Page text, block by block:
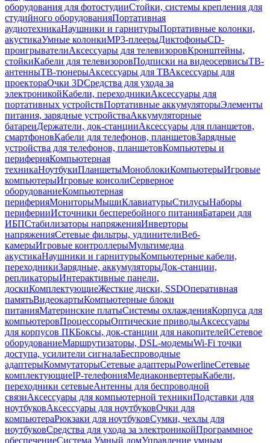
оборудования для фотостудииСтойки, системы крепления для
студийного оборудованияПортативная
аудиотехникаНаушники и гарнитурыПортативные колонки,
акустикаУмные колонкиMP3-плеерыДиктофоныCD-
проигрывателиАксессуары для телевизоровКронштейны,
стойкиКабели для телевизоровПодписки на видеосервисыТВ-
антенныТВ-тюнерыАксессуары для ТВАксессуары для
проектораОчки 3DСредства для ухода за
электроникойКабели, переходникиАксессуары для
портативных устройствПортативные аккумуляторыЭлементы
питания, зарядные устройстваАккумуляторные
батареиДержатели, док-станцииАксессуары для планшетов,
смартфоновКабели для телефонов, планшетовЗарядные
устройства для телефонов, планшетовКомпьютеры и
периферияКомпьютерная
техникаНоутбукиПланшетыМоноблокиКомпьютерыИгровые
компьютерыИгровые консолиСерверное
оборудованиеКомпьютерная
периферияМониторыМышиКлавиатурыСтилусыНаборы
периферииИсточники бесперебойного питанияБатареи для
ИБПСтабилизаторы напряженияИнверторы
напряженияСетевые фильтры, удлинителиВеб-
камерыИгровые контроллерыМультимедиа
акустикаНаушники и гарнитурыКомпьютерные кабели,
переходникиЗарядные, аккумуляторыДок-станции,
репликаторыИнтерактивные панели,
доскиКомплектующиеЖесткие диски, SSDОперативная
памятьВидеокартыКомпьютерные блоки
питанияМатеринские платыСистемы охлажденияКорпуса для
компьютеровПроцессорыОптические приводыАксессуары
для корпусов ПКБоксы, док-станции для накопителейСетевое
оборудованиеМаршрутизаторы, DSL-модемыWi-Fi точки
доступа, усилители сигналаБеспроводные
адаптерыКоммутаторыСетевые адаптерыPowerlineСетевые
комплектующиеIP-телефонияМедиаконвертерыКабели,
переходники сетевыеАнтенны для беспроводной
связиАксессуары для компьютерной техникиПодставки для
ноутбуковАксессуары для ноутбуковОчки для
компьютераРюкзаки для ноутбуковСумки, чехлы для
ноутбуковСредства для ухода за электроникойПрограммное
обеспечениеСистема Умный домУправление умным